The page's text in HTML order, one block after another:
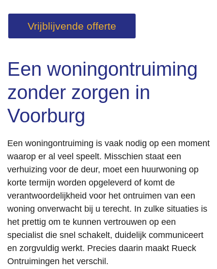
Vrijblijvende offerte
Een woningontruiming
zonder zorgen in
Voorburg
Een woningontruiming is vaak nodig op een moment
waarop er al veel speelt. Misschien staat een
verhuizing voor de deur, moet een huurwoning op
korte termijn worden opgeleverd of komt de
verantwoordelijkheid voor het ontruimen van een
woning onverwacht bij u terecht. In zulke situaties is
het prettig om te kunnen vertrouwen op een
specialist die snel schakelt, duidelijk communiceert
en zorgvuldig werkt. Precies daarin maakt Rueck
Ontruimingen het verschil.